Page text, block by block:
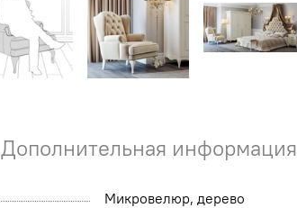
Дополнительная информация
Микровелюр, дерево